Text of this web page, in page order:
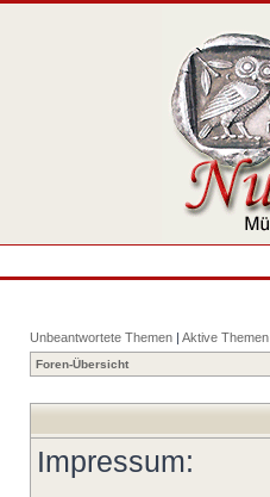
Unbeantwortete Themen | Aktive Themen
Foren-Übersicht
Impressum: